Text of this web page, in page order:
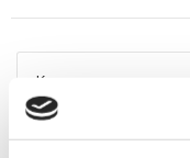
Kuvaus
Kvalitet & Hoito